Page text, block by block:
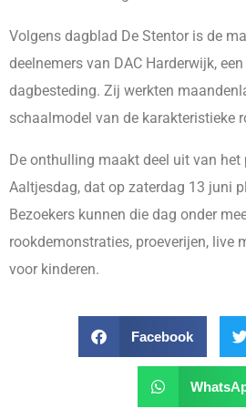
Volgens dagblad De Stentor is de
deelnemers van DAC Harderwijk,
dagbesteding. Zij werkten
schaalmodel van de karakteristieke
De onthulling maakt deel uit van
Aaltjesdag, dat op zaterdag 13 juni
Bezoekers kunnen die dag onder
rookdemonstraties, proeverijen, live
voor kinderen.
Facebook